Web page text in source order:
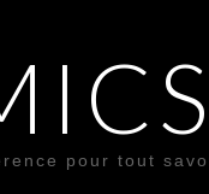
pour tout